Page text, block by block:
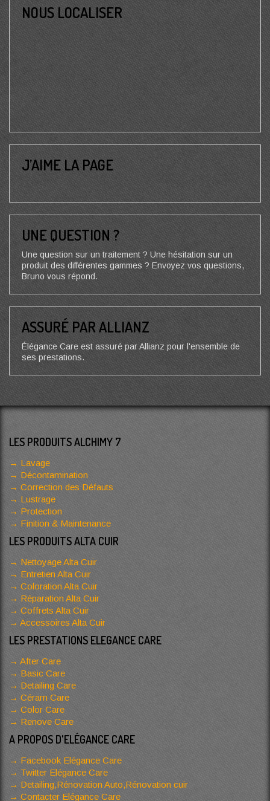
NOUS LOCALISER
J’AIME LA PAGE
UNE QUESTION ?
Une question sur un traitement ? Une hésitation sur un
produit des différentes gammes ? Envoyez vos questions,
Bruno vous répond.
ASSURÉ PAR ALLIANZ
Élégance Care est assuré par Allianz pour l'ensemble de
ses prestations.
LES PRODUITS ALCHIMY 7
Lavage
Décontamination
Correction des Défauts
Lustrage
Protection
Finition & Maintenance
LES PRODUITS ALTA CUIR
Nettoyage Alta Cuir
Entretien Alta Cuir
Coloration Alta Cuir
Réparation Alta Cuir
Coffrets Alta Cuir
Accessoires Alta Cuir
LES PRESTATIONS ELEGANCE CARE
After Care
Basic Care
Detailing Care
Céram Care
Color Care
Renove Care
A PROPOS D'ELÉGANCE CARE
Facebook Elégance Care
Twitter Elégance Care
Detailing,Rénovation Auto,Rénovation cuir
Contacter Elégance Care